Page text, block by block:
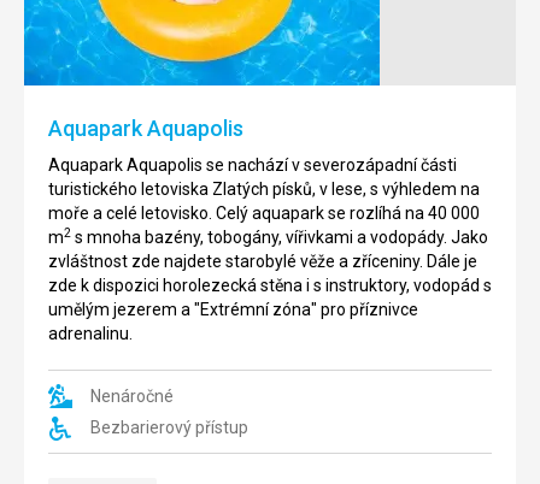
Aquapark Aquapolis
Aquapark Aquapolis se nachází v severozápadní části
turistického letoviska Zlatých písků, v lese, s výhledem na
moře a celé letovisko. Celý aquapark se rozlíhá na 40 000
m2 s mnoha bazény, tobogány, vířivkami a vodopády. Jako
zvláštnost zde najdete starobylé věže a zříceniny. Dále je
zde k dispozici horolezecká stěna i s instruktory, vodopád s
umělým jezerem a "Extrémní zóna" pro příznivce
adrenalinu.
Nenáročné
Bezbarierový přístup